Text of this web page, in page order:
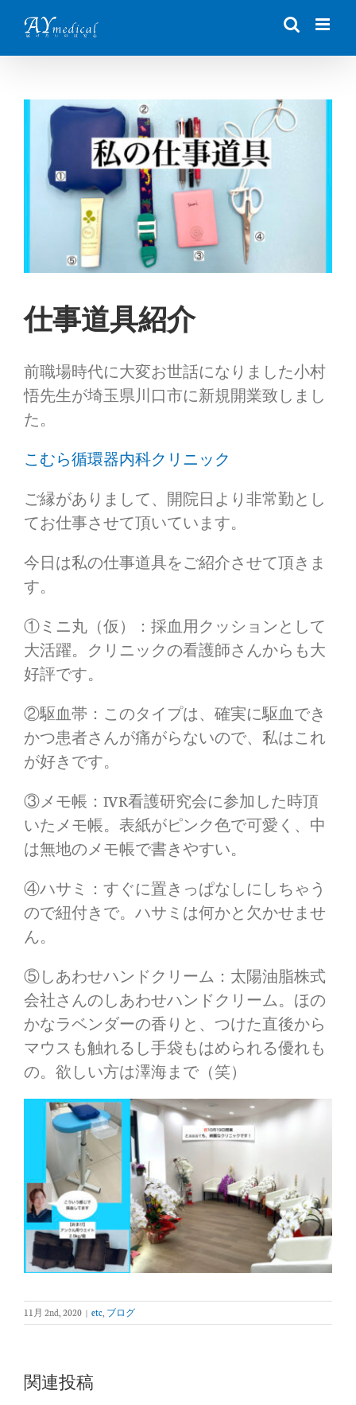
content
View
Larger
Image
仕事道具紹介
前職場時代に大変お世話になりました小村
悟先生が埼玉県川口市に新規開業致しまし
た。
こむら循環器内科クリニック
ご縁がありまして、開院日より非常勤とし
てお仕事させて頂いています。
今日は私の仕事道具をご紹介させて頂きま
す。
①ミニ丸（仮）：採血用クッションとして
大活躍。クリニックの看護師さんからも大
好評です。
②駆血帯：このタイプは、確実に駆血でき
かつ患者さんが痛がらないので、私はこれ
が好きです。
③メモ帳：IVR看護研究会に参加した時頂
いたメモ帳。表紙がピンク色で可愛く、中
は無地のメモ帳で書きやすい。
④ハサミ：すぐに置きっぱなしにしちゃう
ので紐付きで。ハサミは何かと欠かせませ
ん。
⑤しあわせハンドクリーム：太陽油脂株式
会社さんのしあわせハンドクリーム。ほの
かなラベンダーの香りと、つけた直後から
マウスも触れるし手袋もはめられる優れも
の。欲しい方は澤海まで（笑）
11月 2nd, 2020 | etc ブログ
関連投稿AYフラ